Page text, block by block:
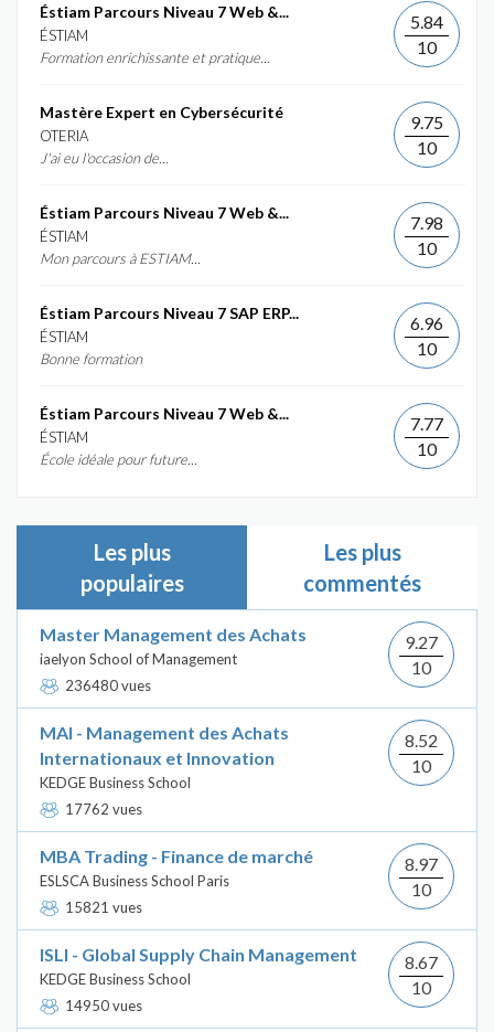
Éstiam Parcours Niveau 7 Web &...
ÉSTIAM
Formation enrichissante et pratique...
5.84
10
Mastère Expert en Cybersécurité
OTERIA
J'ai eu l'occasion de...
9.75
10
Éstiam Parcours Niveau 7 Web &...
ÉSTIAM
Mon parcours à ESTIAM...
7.98
10
Éstiam Parcours Niveau 7 SAP ERP...
ÉSTIAM
Bonne formation
6.96
10
Éstiam Parcours Niveau 7 Web &...
ÉSTIAM
École idéale pour future...
7.77
10
Les plus
populaires
Les plus
commentés
Master Management des Achats
iaelyon School of Management
236480 vues
9.27
10
MAI - Management des Achats
Internationaux et Innovation
KEDGE Business School
17762 vues
8.52
10
MBA Trading - Finance de marché
ESLSCA Business School Paris
15821 vues
8.97
10
ISLI - Global Supply Chain Management
KEDGE Business School
14950 vues
8.67
10